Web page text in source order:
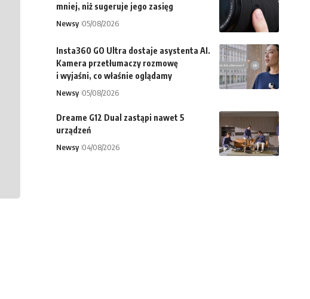
mniej, niż sugeruje jego zasięg
Newsy 05/08/2026
Insta360 GO Ultra dostaje asystenta AI.
Kamera przetłumaczy rozmowę
i wyjaśni, co właśnie oglądamy
Newsy 05/08/2026
Dreame G12 Dual zastąpi nawet 5
urządzeń
Newsy 04/08/2026